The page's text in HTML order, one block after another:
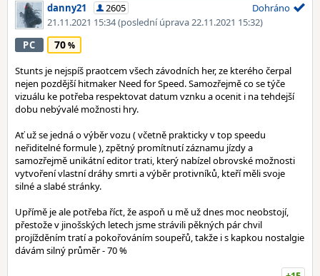
danny21
2605
21.11.2021 15:34(poslední úprava 22.11.2021 15:32)
Dohráno
PC 70
Stunts je nejspíš praotcem všech závodních her, ze kterého čerpal
nejen pozdější hitmaker Need for Speed. Samozřejmě co se týče
vizuálu ke potřeba respektovat datum vznku a ocenit i na tehdejší
dobu nebývalé možnosti hry.
Ať už se jedná o výběr vozu ( včetně prakticky v top speedu
neřiditelné formule ), zpětný promítnutí záznamu jízdy a
samozřejmě unikátní editor trati, který nabízel obrovské možnosti
vytvoření vlastní dráhy smrti a výběr protivníků, kteří měli svoje
silné a slabé stránky.
Upřímě je ale potřeba říct, že aspoň u mě už dnes moc neobstojí,
přestože v jinošských letech jsme strávili pěkných pár chvil
projížděním tratí a pokořováním soupeřů, takže i s kapkou nostalgie
dávám silný průměr - 70 %